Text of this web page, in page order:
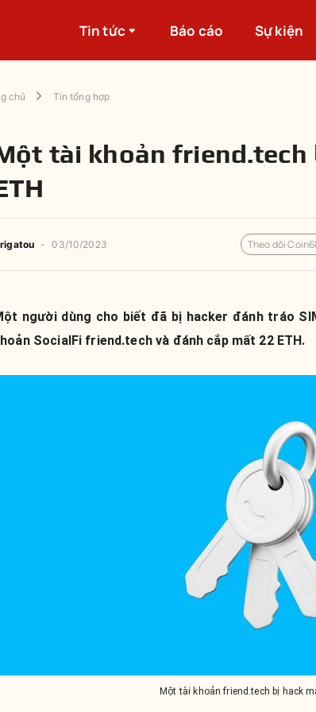
Tin tức Báo cáo Sự kiện
chủ Tin tổng hợp
tài khoản friend.tech
- 03/10/2023 Theo dõi
người dùng cho biết đã bị hacker đánh tráo
SocialFi friend.tech và đánh cắp mất 22 ETH.
Một tài khoản friend.tech bị hack